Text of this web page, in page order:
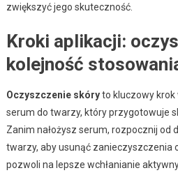
zwiększyć jego skuteczność.
Kroki aplikacji:
kolejność
Oczyszczenie skóryto kluczowy krok
serum do twarzy, który przygotowuje
Zanim nałożysz serum, rozpocznij od
twarzy, aby usunąć zanieczyszczenia
pozwoli na lepsze wchłanianie